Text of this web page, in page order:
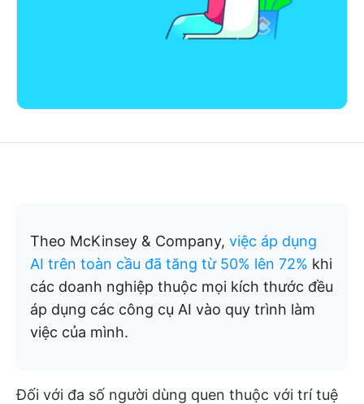
Theo McKinsey & Company, việc áp dụng
AI trên toàn cầu đã tăng từ 50% lên 72% khi
các doanh nghiệp thuộc mọi kích thước đều
áp dụng các công cụ AI vào quy trình làm
việc của mình.
Đối với đa số người dùng quen thuộc với trí tuệ